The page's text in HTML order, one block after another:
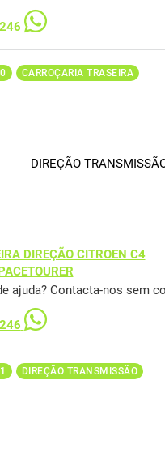
CARROÇARIA TRASEIRA
DIREÇÃO
DIREÇÃO CITROEN C4
ajuda? Contacta-nos sem
DIREÇÃO TRANSMISSÃO